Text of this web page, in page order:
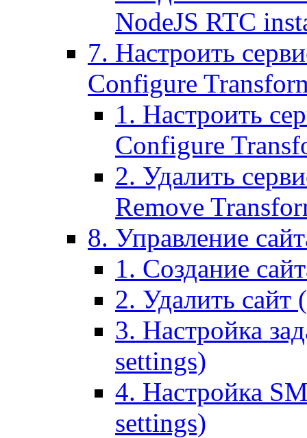
NodeJS RTC
7. Настроить
Configure
1. Настроить
Configure
2. Удалить
Remove
8. Управление
1. Создание
2. Удалить сайт
3. Настройка
settings)
4. Настройка
settings)